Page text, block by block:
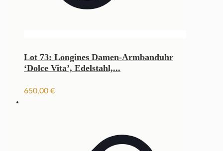
Lot 73: Longines Damen-Armbanduhr
‘Dolce Vita’, Edelstahl,...
650,00 €